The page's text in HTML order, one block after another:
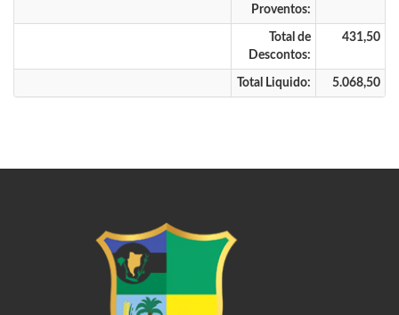
Proventos:
Total de
Descontos:
431,50
Total Liquido: 5.068,50